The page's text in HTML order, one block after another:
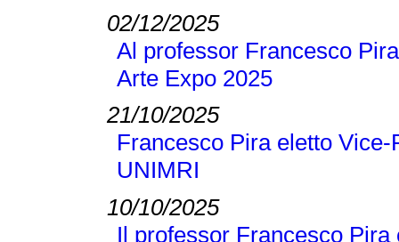
02/12/2025
Al professor Francesco
Arte Expo 2025
21/10/2025
Francesco Pira eletto
UNIMRI
10/10/2025
Il professor Francesco